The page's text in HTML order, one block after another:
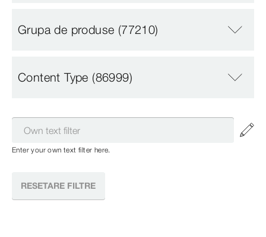
Grupa de produse (77210)
Content Type (86999)
Enter your own text filter here.
RESETARE FILTRE